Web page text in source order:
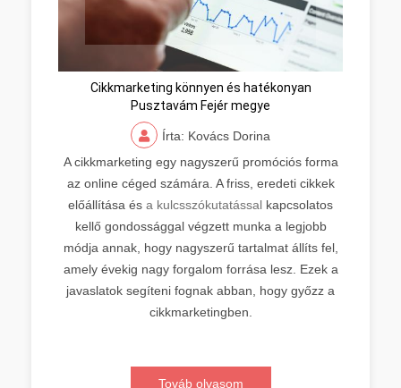
Cikkmarketing könnyen és hatékonyan
Pusztavám Fejér megye
Írta: Kovács Dorina
A cikkmarketing egy nagyszerű promóciós forma
az online céged számára. A friss, eredeti cikkek
előállítása és a kulcsszókutatással kapcsolatos
kellő gondossággal végzett munka a legjobb
módja annak, hogy nagyszerű tartalmat állíts fel,
amely évekig nagy forgalom forrása lesz. Ezek a
javaslatok segíteni fognak abban, hogy győzz a
cikkmarketingben.
Továb olvasom